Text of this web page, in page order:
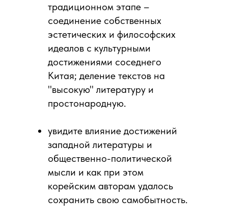
традиционном этапе –
соединение собственных
эстетических и философских
идеалов с культурными
достижениями соседнего
Китая; деление текстов на
"высокую" литературу и
простонародную.
увидите влияние достижений
западной литературы и
общественно-политической
мысли и как при этом
корейским авторам удалось
сохранить свою самобытность.